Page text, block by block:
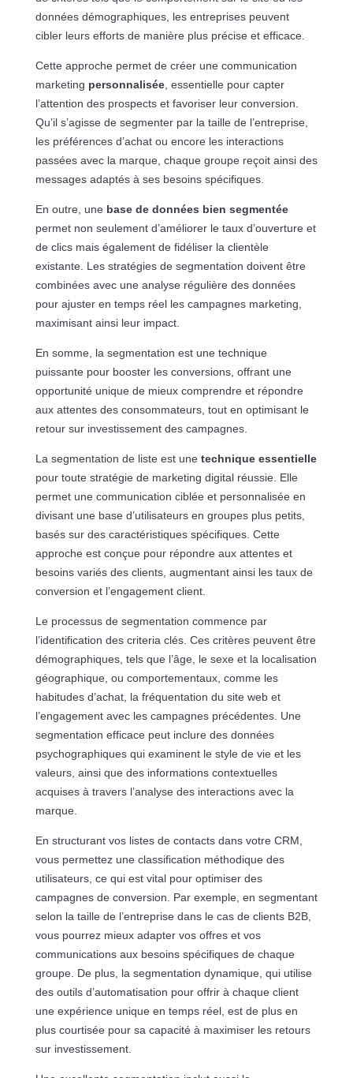
données démographiques, les entreprises peuvent
cibler leurs efforts de manière plus précise et efficace.
Cette approche permet de créer une communication
marketing personnalisée, essentielle pour capter
l’attention des prospects et favoriser leur conversion.
Qu’il s’agisse de segmenter par la taille de l’entreprise,
les préférences d’achat ou encore les interactions
passées avec la marque, chaque groupe reçoit ainsi des
messages adaptés à ses besoins spécifiques.
En outre, une base de données bien segmentée
permet non seulement d’améliorer le taux d’ouverture et
de clics mais également de fidéliser la clientèle
existante. Les stratégies de segmentation doivent être
combinées avec une analyse régulière des données
pour ajuster en temps réel les campagnes marketing,
maximisant ainsi leur impact.
En somme, la segmentation est une technique
puissante pour booster les conversions, offrant une
opportunité unique de mieux comprendre et répondre
aux attentes des consommateurs, tout en optimisant le
retour sur investissement des campagnes.
La segmentation de liste est une technique essentielle
pour toute stratégie de marketing digital réussie. Elle
permet une communication ciblée et personnalisée en
divisant une base d’utilisateurs en groupes plus petits,
basés sur des caractéristiques spécifiques. Cette
approche est conçue pour répondre aux attentes et
besoins variés des clients, augmentant ainsi les taux de
conversion et l’engagement client.
Le processus de segmentation commence par
l’identification des criteria clés. Ces critères peuvent être
démographiques, tels que l’âge, le sexe et la localisation
géographique, ou comportementaux, comme les
habitudes d’achat, la fréquentation du site web et
l’engagement avec les campagnes précédentes. Une
segmentation efficace peut inclure des données
psychographiques qui examinent le style de vie et les
valeurs, ainsi que des informations contextuelles
acquises à travers l’analyse des interactions avec la
marque.
En structurant vos listes de contacts dans votre CRM,
vous permettez une classification méthodique des
utilisateurs, ce qui est vital pour optimiser des
campagnes de conversion. Par exemple, en segmentant
selon la taille de l’entreprise dans le cas de clients B2B,
vous pourrez mieux adapter vos offres et vos
communications aux besoins spécifiques de chaque
groupe. De plus, la segmentation dynamique, qui utilise
des outils d’automatisation pour offrir à chaque client
une expérience unique en temps réel, est de plus en
plus courtisée pour sa capacité à maximiser les retours
sur investissement.